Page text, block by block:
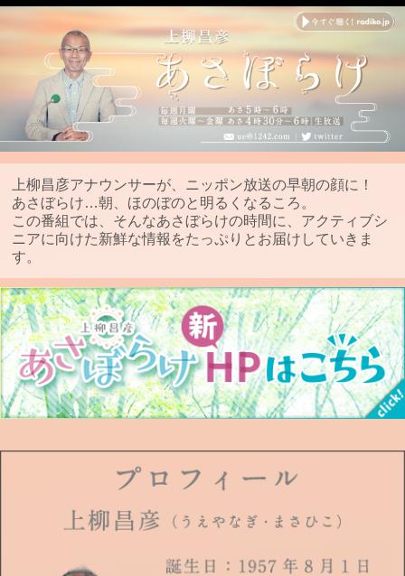
上柳昌彦アナウンサーが、ニッポン放送の早朝の顔に！
あさぼらけ…朝、ほのぼのと明るくなるころ。
この番組では、そんなあさぼらけの時間に、アクティブシ
ニアに向けた新鮮な情報をたっぷりとお届けしていきま
す。